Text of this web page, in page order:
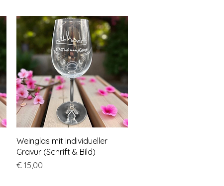
Schnellansicht
Weinglas mit individueller
Gravur (Schrift & Bild)
Preis
€ 15,00